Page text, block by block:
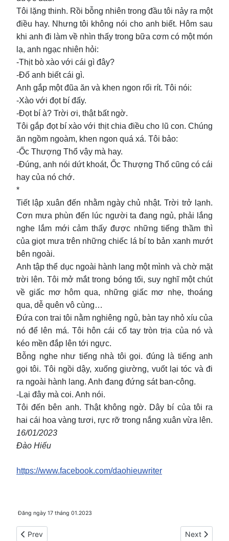
Tôi lặng thinh. Rồi bỗng nhiên trong đầu tôi nảy ra một
điều hay. Nhưng tôi không nói cho anh biết. Hôm sau
khi anh đi làm về nhìn thấy trong bữa cơm có một món
lạ, anh ngạc nhiên hỏi:
-Thịt bò xào với cái gì đây?
-Đố anh biết cái gì.
Anh gắp một đũa ăn và khen ngon rối rít. Tôi nói:
-Xào với đọt bí đấy.
-Đọt bí à? Trời ơi, thật bất ngờ.
Tôi gắp đọt bí xào với thịt chia điều cho lũ con. Chúng
ăn ngồm ngoàm, khen ngon quá xá. Tôi bảo:
-Ốc Thượng Thổ vậy mà hay.
-Đúng, anh nói dứt khoát, Ốc Thượng Thổ cũng có cái
hay của nó chớ.
*
Tiết lập xuân đến nhằm ngày chủ nhật. Trời trở lạnh.
Cơn mưa phùn đến lúc người ta đang ngủ, phải lắng
nghe lắm mới cảm thấy được những tiếng thầm thì
của giọt mưa trên những chiếc lá bí to bản xanh mướt
bên ngoài.
Anh tập thể dục ngoài hành lang một mình và chờ mặt
trời lên. Tôi mở mắt trong bóng tối, suy nghĩ một chút
về giấc mơ hôm qua, những giấc mơ nhẹ, thoáng
qua, dễ quên vô cùng…
Đứa con trai tôi nằm nghiêng ngủ, bàn tay nhỏ xíu của
nó để lên má. Tôi hôn cái cổ tay tròn trịa của nó và
kéo mền đắp lên tới ngực.
Bỗng nghe như tiếng nhà tôi gọi. đúng là tiếng anh
gọi tôi. Tôi ngồi dậy, xuống giường, vuốt lại tóc và đi
ra ngoài hành lang. Anh đang đứng sát ban-công.
-Lại đây mà coi. Anh nói.
Tôi đến bên anh. Thật không ngờ. Dây bí của tôi ra
hai cái hoa vàng tươi, rực rỡ trong nắng xuân vừa lên.
16/01/2023
Đào Hiếu
https://www.facebook.com/daohieuwriter
Đăng ngày 17 tháng 01.2023
Previous article: Điểm mặt chiến tranh
Prev Next article:
Next